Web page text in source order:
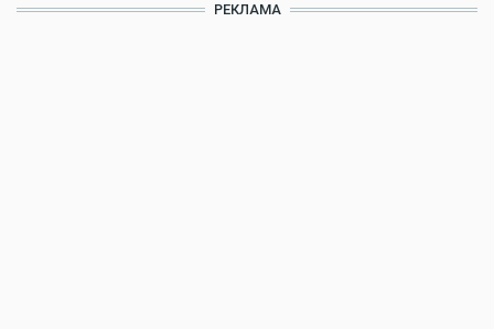
РЕКЛАМА